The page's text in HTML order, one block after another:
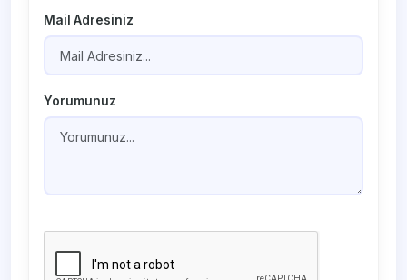
Mail Adresiniz
Yorumunuz